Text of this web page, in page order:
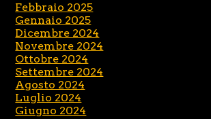
Febbraio 2025
Gennaio 2025
Dicembre 2024
Novembre 2024
Ottobre 2024
Settembre 2024
Agosto 2024
Luglio 2024
Giugno 2024